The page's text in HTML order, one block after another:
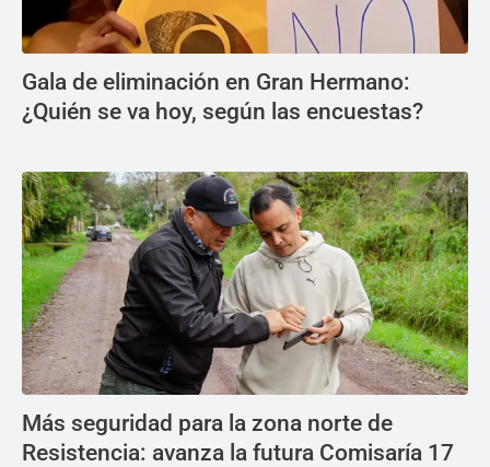
Gala de eliminación en Gran Hermano:
¿Quién se va hoy, según las encuestas?
Más seguridad para la zona norte de
Resistencia: avanza la futura Comisaría 17